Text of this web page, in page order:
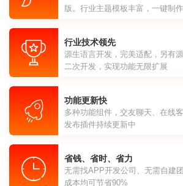
版。行业主题模板丰富，一键制作
行业技术领先
源生语言开发，完美适配，另有
二次开发，实现功能无限扩展
功能更新快
多种功能组件，交友聊天、在线
发布插件持续更新中
省钱、省时、省力
无需找APP开发公司、无需自建
成本均可节省90%